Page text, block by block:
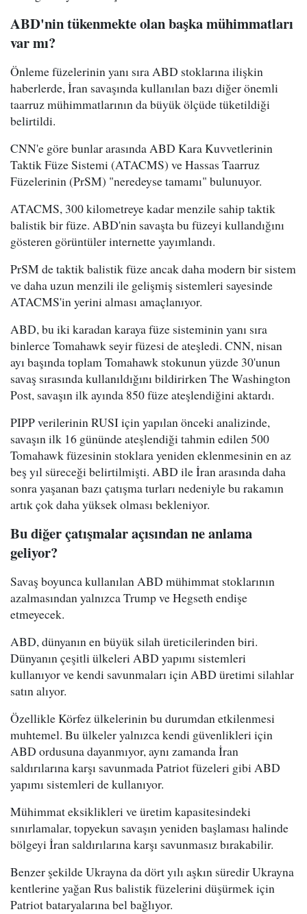
ABD'nin tükenmekte olan başka mühimmatları
var mı?
Önleme füzelerinin yanı sıra ABD stoklarına ilişkin
haberlerde, İran savaşında kullanılan bazı diğer önemli
taarruz mühimmatlarının da büyük ölçüde tüketildiği
belirtildi.
CNN'e göre bunlar arasında ABD Kara Kuvvetlerinin
Taktik Füze Sistemi (ATACMS) ve Hassas Taarruz
Füzelerinin (PrSM) "neredeyse tamamı" bulunuyor.
ATACMS, 300 kilometreye kadar menzile sahip taktik
balistik bir füze. ABD'nin savaşta bu füzeyi kullandığını
gösteren görüntüler internette yayımlandı.
PrSM de taktik balistik füze ancak daha modern bir sistem
ve daha uzun menzili ile gelişmiş sistemleri sayesinde
ATACMS'in yerini alması amaçlanıyor.
ABD, bu iki karadan karaya füze sisteminin yanı sıra
binlerce Tomahawk seyir füzesi de ateşledi. CNN, nisan
ayı başında toplam Tomahawk stokunun yüzde 30'unun
savaş sırasında kullanıldığını bildirirken The Washington
Post, savaşın ilk ayında 850 füze ateşlendiğini aktardı.
PIPP verilerinin RUSI için yapılan önceki analizinde,
savaşın ilk 16 gününde ateşlendiği tahmin edilen 500
Tomahawk füzesinin stoklara yeniden eklenmesinin en az
beş yıl süreceği belirtilmişti. ABD ile İran arasında daha
sonra yaşanan bazı çatışma turları nedeniyle bu rakamın
artık çok daha yüksek olması bekleniyor.
Bu diğer çatışmalar açısından ne anlama
geliyor?
Savaş boyunca kullanılan ABD mühimmat stoklarının
azalmasından yalnızca Trump ve Hegseth endişe
etmeyecek.
ABD, dünyanın en büyük silah üreticilerinden biri.
Dünyanın çeşitli ülkeleri ABD yapımı sistemleri
kullanıyor ve kendi savunmaları için ABD üretimi silahlar
satın alıyor.
Özellikle Körfez ülkelerinin bu durumdan etkilenmesi
muhtemel. Bu ülkeler yalnızca kendi güvenlikleri için
ABD ordusuna dayanmıyor, aynı zamanda İran
saldırılarına karşı savunmada Patriot füzeleri gibi ABD
yapımı sistemleri de kullanıyor.
Mühimmat eksiklikleri ve üretim kapasitesindeki
sınırlamalar, topyekun savaşın yeniden başlaması halinde
bölgeyi İran saldırılarına karşı savunmasız bırakabilir.
Benzer şekilde Ukrayna da dört yılı aşkın süredir Ukrayna
kentlerine yağan Rus balistik füzelerini düşürmek için
Patriot bataryalarına bel bağlıyor.